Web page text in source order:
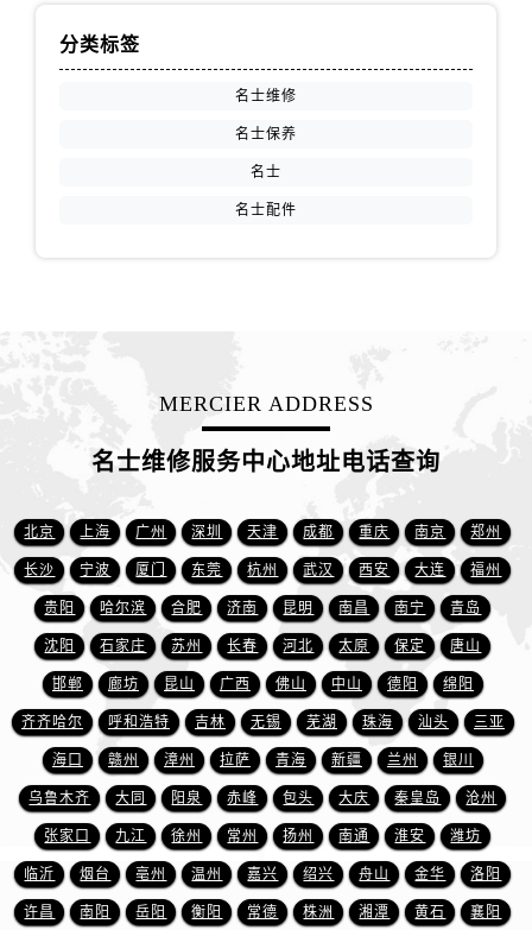
安徽省马鞍山市雨山区湖南西路名士售后服务中心（需提前预约）
江苏省泰州市海陵区永定东路399号置地商务中心东塔（华润万象城）17层1706室名士售后服务中心（需提前预约）
江苏省徐州市鼓楼区淮海东路29号苏宁广场IFC国际金融中心35层3508室名士售后服务中心（需提前预约）
江苏省盐城市盐都区世纪大道5号盐城金融城写字楼1号楼16层1604室名士售后服务中心（需提前预约）
江苏省扬州市邗江区国展路29号星耀天地写字楼1号楼18层1803室名士售后服务中心（需提前预约）
江苏省镇江市京口区中山东路名士售后服务中心（需提前预约）
江西省抚州市临川区赣东大道名士售后服务中心（需提前预约）
江西省赣州市章贡区文清路名士售后服务中心（需提前预约）
江西省吉安市吉州区井冈山大道名士售后服务中心（需提前预约）
江西省景德镇市珠山区珠山中路名士售后服务中心（需提前预约）
江西省九江市浔阳区浔阳路名士售后服务中心（需提前预约）
江西省南昌市红谷滩新区红谷中大道998号绿地双子塔（中央广场）A1座办公楼14层1407室名士售后服务中心（需提前预约）
江西省萍乡市安源区萍安北大道与康庄路交叉口名士售后服务中心（需提前预约）
分类标签
名士维修
名士保养
名士
名士配件
MERCIER ADDRESS
名士维修服务中心地址电话查询
北京 上海 广州 深圳 天津 成都 重庆 南京 郑州
长沙 宁波 厦门 东莞 杭州 武汉 西安 大连 福州
贵阳 哈尔滨 合肥 济南 昆明 南昌 南宁 青岛
沈阳 石家庄 苏州 长春 河北 太原 保定 唐山
邯郸 廊坊 昆山 广西 佛山 中山 德阳 绵阳
齐齐哈尔 呼和浩特 吉林 无锡 芜湖 珠海 汕头 三亚
海口 赣州 漳州 拉萨 青海 新疆 兰州 银川
乌鲁木齐 大同 阳泉 赤峰 包头 大庆 秦皇岛 沧州
张家口 九江 徐州 常州 扬州 南通 淮安 潍坊
临沂 烟台 亳州 温州 嘉兴 绍兴 舟山 金华 洛阳
许昌 南阳 岳阳 衡阳 常德 株洲 湘潭 黄石 襄阳